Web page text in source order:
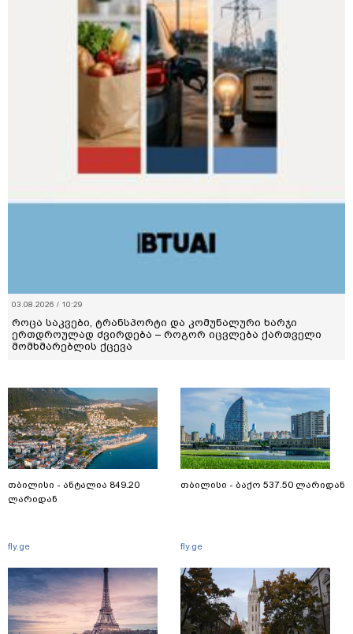
03.08.2026 / 10:29
როცა საკვები, ტრანსპორტი და კომუნალური ხარჯი
ერთდროულად ძვირდება – როგორ იცვლება ქართველი
მომხმარებლის ქცევა
თბილისი - ანტალია 849.20
ლარიდან
fly.ge
თბილისი - ბაქო 537.50 ლარიდან
fly.ge